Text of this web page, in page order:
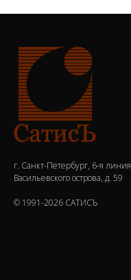
г. Санкт-Петербург, 6-я линия
Васильевского острова, д. 59
© 1991-2026 САТИСЪ